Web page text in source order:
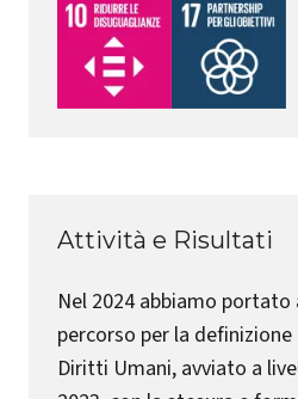
Attività e Risultati
Nel 2024 abbiamo
percorso per la
Diritti Umani, avviato a